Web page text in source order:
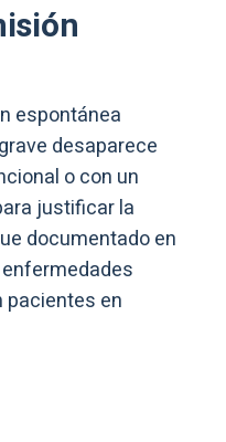
espontánea
desaparece
o con un
justificar la
documentado en
pacientes en